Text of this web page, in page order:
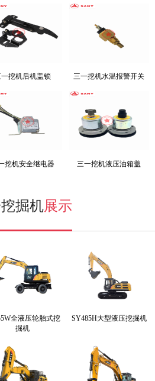
挖机后机盖锁 三一挖机水温报警开关
挖机安全继电器 三一挖机液压油箱盖
掘机展示
全液压轮胎式挖
掘机
SY485H大型液压挖掘机